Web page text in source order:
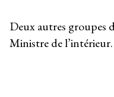
Deux autres groupes
Ministre de l’intérieur.